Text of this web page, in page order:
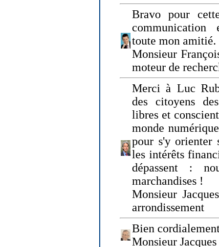
Bravo pour
communication
toute mon amitié.
Monsieur
moteur de
Merci à Luc
des citoyens
libres et
monde
pour s'y orienter
les intérêts
dépassent :
marchandises !
Monsieur
arrondissement
Bien
Monsieur